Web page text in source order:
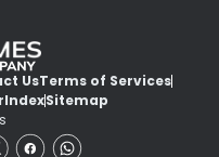
UsTerms of Services
IndexSitemap